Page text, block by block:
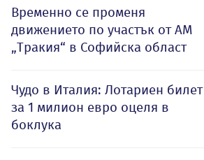
Временно се променя
движението по участък от АМ
„Тракия“ в Софийска област
Чудо в Италия: Лотариен билет
за 1 милион евро оцеля в
боклука